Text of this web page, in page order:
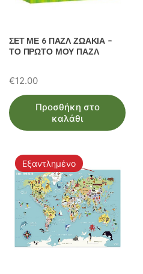
ΣΕΤ ΜΕ 6 ΠΑΖΛ ΖΩΑΚΙΑ –
ΤΟ ΠΡΩΤΟ ΜΟΥ ΠΑΖΛ
€12.00
Προσθήκη στο
καλάθι
Εξαντλημένο